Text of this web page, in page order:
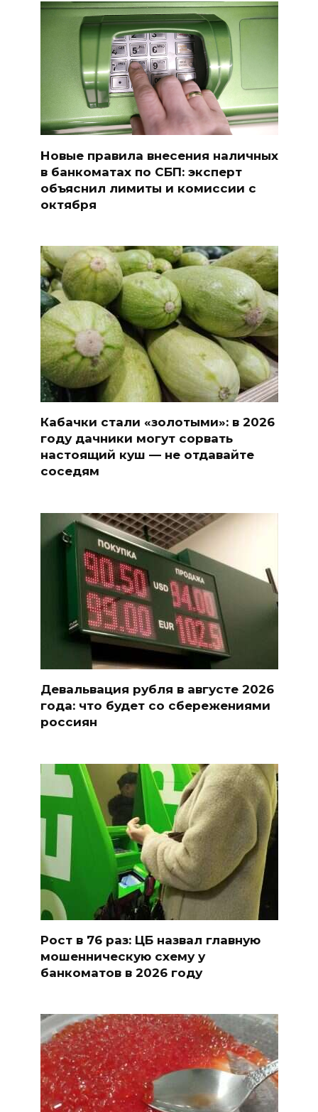
Новые правила внесения наличных
в банкоматах по СБП: эксперт
объяснил лимиты и комиссии с
октября
Кабачки стали «золотыми»: в 2026
году дачники могут сорвать
настоящий куш — не отдавайте
соседям
Девальвация рубля в августе 2026
года: что будет со сбережениями
россиян
Рост в 76 раз: ЦБ назвал главную
мошенническую схему у
банкоматов в 2026 году